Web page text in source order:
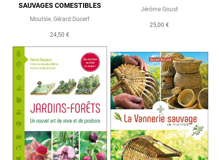
SAUVAGES COMESTIBLES
Moutsie ,Gérard Ducerf
24,50 €
Jérôme Goust
25,00 €